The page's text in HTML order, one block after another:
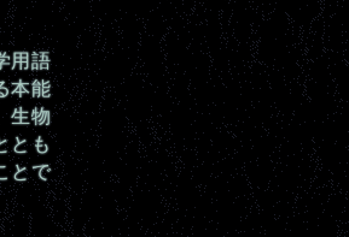
用語
本能
生物
とも
とで